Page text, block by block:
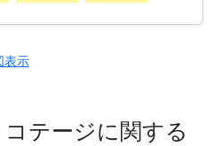
表示
テージに関する